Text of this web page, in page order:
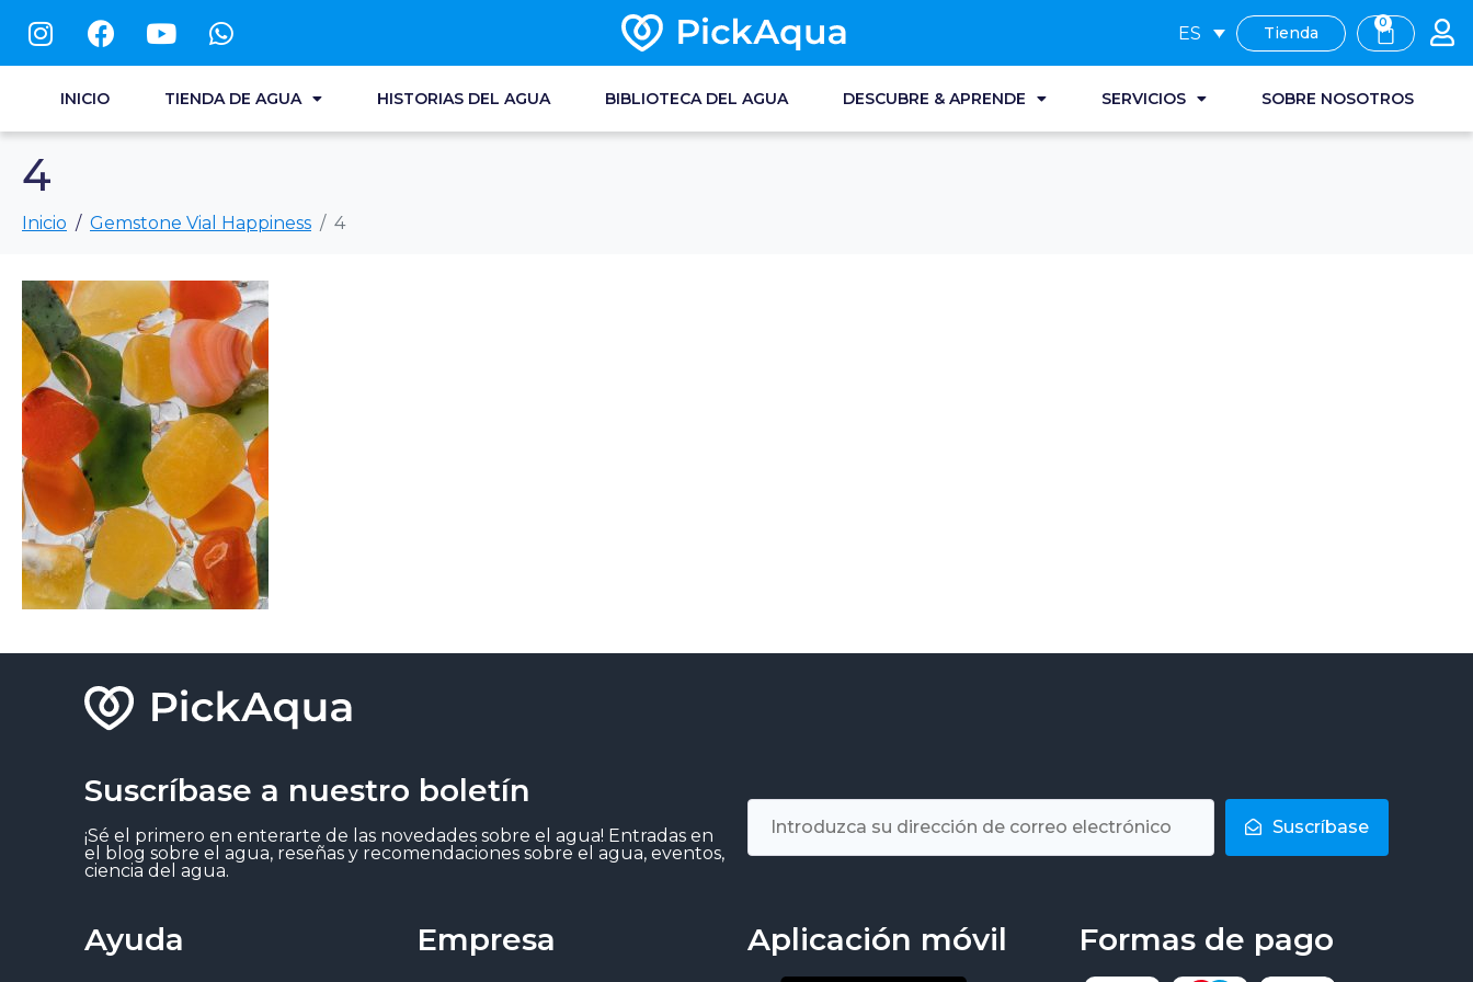
ES Tienda
0
INICIO TIENDA DE AGUA HISTORIAS DEL AGUA BIBLIOTECA DEL AGUA DESCUBRE & APRENDE SERVICIOS SOBRE NOSOTROS
4
Inicio Gemstone Vial Happiness 4
Suscríbase a nuestro boletín
¡Sé el primero en enterarte de las novedades sobre el agua! Entradas en
el blog sobre el agua, reseñas y recomendaciones sobre el agua, eventos,
ciencia del agua.
Suscríbase
Ayuda Empresa Aplicación móvil Formas de pago